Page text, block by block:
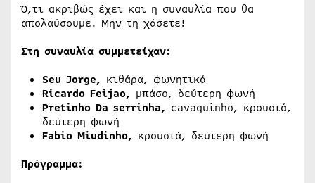
Ό,τι ακριβώς έχει και η συναυλία που θα
απολαύσουμε. Μην τη χάσετε!
Στη συναυλία συμμετείχαν:
Seu Jorge, κιθάρα, φωνητικά
Ricardo Feijao, μπάσο, δεύτερη φωνή
Pretinho Da serrinha, cavaquinho, κρουστά,
δεύτερη φωνή
Fabio Miudinho, κρουστά, δεύτερη φωνή
Πρόγραμμα: